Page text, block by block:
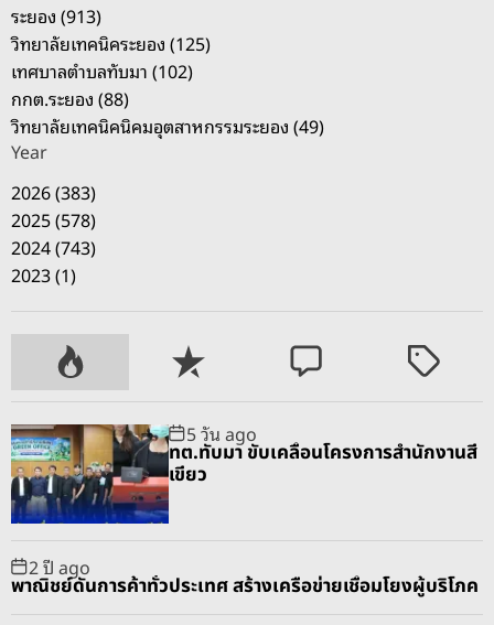
ระยอง (913)
วิทยาลัยเทคนิคระยอง (125)
เทศบาลตำบลทับมา (102)
กกต.ระยอง (88)
วิทยาลัยเทคนิคนิคมอุตสาหกรรมระยอง (49)
Year
2026 (383)
2025 (578)
2024 (743)
2023 (1)
P
o
u
l
a
r
R
e
e
n
C
o
m
e
T
g
e
5 วัน ago
ทต.ทับมา ขับเคลื่อนโครงการสำนักงานสี
เขียว
2 ปี ago
พาณิชย์ดันการค้าทั่วประเทศ สร้างเครือข่ายเชื่อมโยงผู้บริโภค